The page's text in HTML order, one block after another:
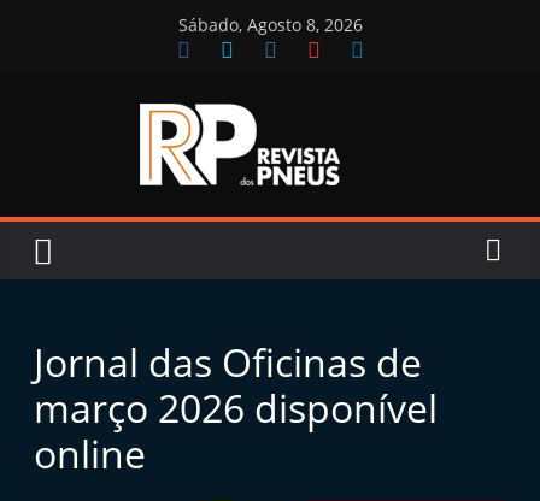
Sábado, Agosto 8, 2026
Revista
e
v
Jornal das Oficinas de
março 2026 disponível
online